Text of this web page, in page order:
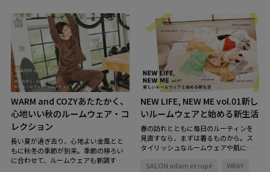
WARM and COZYあたたかく、
心地いい秋のルームウェア・コ
レクション
長い夏が過ぎ去り、心地よい金風とと
もに秋冬の季節が到来。季節の移ろい
に合わせて、ルームウェアも新調すれ
NEW LIFE, NEW ME vol.01新し
いルームウェアと始める新生活
春の訪れとともに毎日のルーティンを
見直すなら、まずは着るものから。ス
タイリッシュなルームウェアや肌に優
ば、フレッシュな気分でスタートが切
SALON adam et ropé WRAY